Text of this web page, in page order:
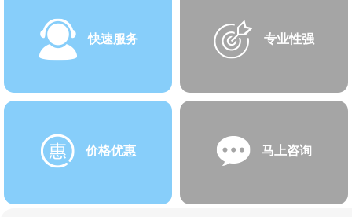
快速服务 专业性强
价格优惠 马上咨询